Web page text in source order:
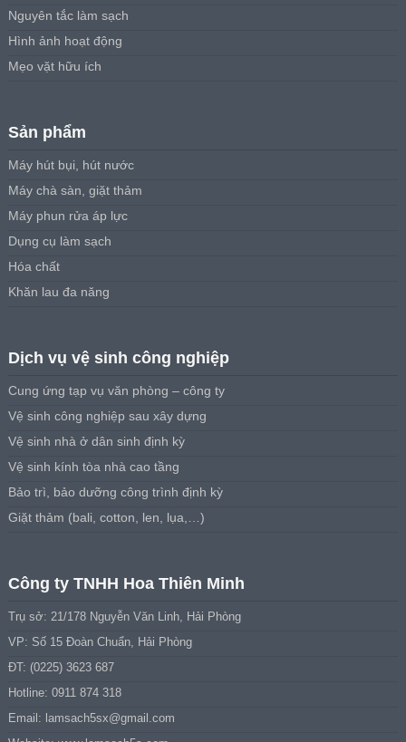
Nguyên tắc làm sạch
Hình ảnh hoạt động
Mẹo vặt hữu ích
Sản phẩm
Máy hút bụi, hút nước
Máy chà sàn, giặt thảm
Máy phun rửa áp lực
Dụng cụ làm sạch
Hóa chất
Khăn lau đa năng
Dịch vụ vệ sinh công nghiệp
Cung ứng tạp vụ văn phòng – công ty
Vệ sinh công nghiệp sau xây dựng
Vệ sinh nhà ở dân sinh định kỳ
Vệ sinh kính tòa nhà cao tầng
Bảo trì, bảo dưỡng công trình định kỳ
Giặt thảm (bali, cotton, len, lụa,…)
Công ty TNHH Hoa Thiên Minh
Trụ sở: 21/178 Nguyễn Văn Linh, Hải Phòng
VP: Số 15 Đoàn Chuẩn, Hải Phòng
ĐT: (0225) 3623 687
Hotline: 0911 874 318
Email: lamsach5sx@gmail.com